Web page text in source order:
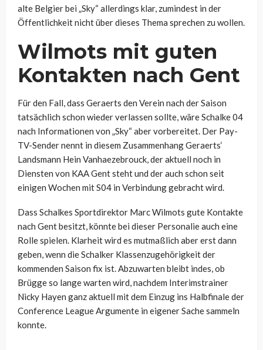
alte Belgier bei „Sky“ allerdings klar, zumindest in der
Öffentlichkeit nicht über dieses Thema sprechen zu wollen.
Wilmots mit guten
Kontakten nach Gent
Für den Fall, dass Geraerts den Verein nach der Saison
tatsächlich schon wieder verlassen sollte, wäre Schalke 04
nach Informationen von „Sky“ aber vorbereitet. Der Pay-
TV-Sender nennt in diesem Zusammenhang Geraerts‘
Landsmann Hein Vanhaezebrouck, der aktuell noch in
Diensten von KAA Gent steht und der auch schon seit
einigen Wochen mit S04 in Verbindung gebracht wird.
Dass Schalkes Sportdirektor Marc Wilmots gute Kontakte
nach Gent besitzt, könnte bei dieser Personalie auch eine
Rolle spielen. Klarheit wird es mutmaßlich aber erst dann
geben, wenn die Schalker Klassenzugehörigkeit der
kommenden Saison fix ist. Abzuwarten bleibt indes, ob
Brügge so lange warten wird, nachdem Interimstrainer
Nicky Hayen ganz aktuell mit dem Einzug ins Halbfinale der
Conference League Argumente in eigener Sache sammeln
konnte.